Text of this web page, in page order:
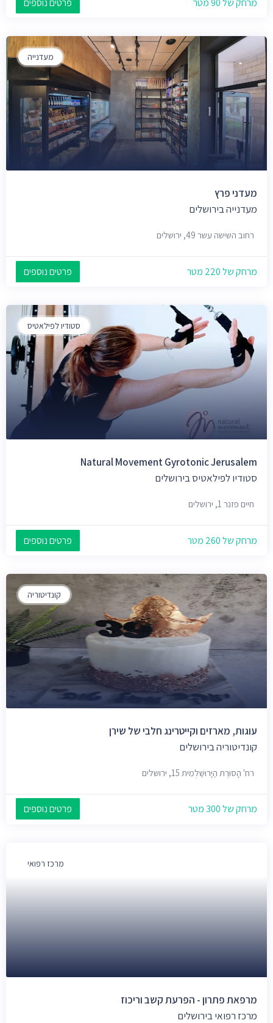
מרחק של 90 מטר פרטים נוספים
מעדנייה
מעדני פרץ
מעדנייה בירושלים
רחוב השישה עשר 49, ירושלים
מרחק של 220 מטר פרטים נוספים
סטודיו לפילאטיס
Natural Movement Gyrotonic Jerusalem
סטודיו לפילאטיס בירושלים
חיים פזנר 1, ירושלים
מרחק של 260 מטר פרטים נוספים
קונדיטוריה
עוגות, מארזים וקייטרינג חלבי של שירן
קונדיטוריה בירושלים
רח' הָסוּרֶת הַיָרוּשַׁלְמִית 15, ירושלים
מרחק של 300 מטר פרטים נוספים
מרכז רפואי
מרפאת פתרון - הפרעת קשב וריכוז
מרכז רפואי בירושלים